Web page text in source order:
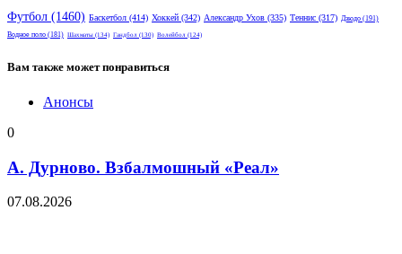
Футбол (1460) Баскетбол (414) Хоккей (342) Александр Ухов (335) Теннис (317) Дзюдо (191)
Водное поло (181) Шахматы (134) Гандбол (130) Волейбол (124)
Вам также может понравиться
Анонсы
0
А. Дурново. Взбалмошный «Реал»
07.08.2026